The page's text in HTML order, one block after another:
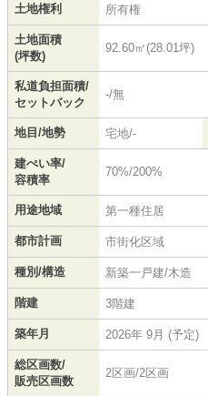
土地権利 所有権
土地面積
(坪数)
92.60㎡(28.01坪)
私道負担面積/
セットバック
-/無
地目/地勢 宅地/-
建ぺい率/
容積率
70%/200%
用途地域 第一種住居
都市計画 市街化区域
種別/構造 新築一戸建/木造
階建 3階建
築年月 2026年 9月 (予定)
総区画数/
販売区画数
2区画/2区画